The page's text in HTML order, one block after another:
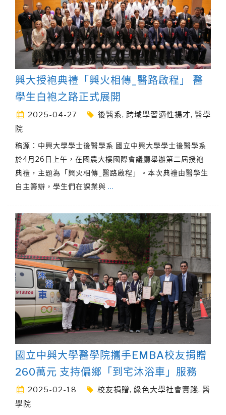
興大授袍典禮「興火相傳_醫路啟程」 醫
學生白袍之路正式展開
2025-04-27 後醫系, 跨域學習適性揚才, 醫學
院
稿源：中興大學學士後醫學系 國立中興大學學士後醫學系
於4月26日上午，在國農大樓國際會議廳舉辦第二屆授袍
典禮，主題為「興火相傳_醫路啟程」。本次典禮由醫學生
自主籌辦，學生們在課業與 …
國立中興大學醫學院攜手EMBA校友捐贈
260萬元 支持偏鄉「到宅沐浴車」服務
2025-02-18 校友捐贈, 綠色大學社會實踐, 醫
學院